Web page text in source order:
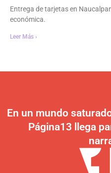
Entrega de tarjetas en
económica.
Leer Más ›
En un mundo
Página13 llega